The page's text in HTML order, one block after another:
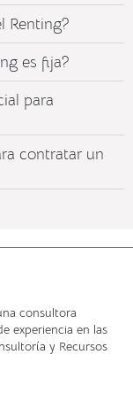
Renting?​
es fija?
para
contratar un
consultora
experiencia en las
y Recursos